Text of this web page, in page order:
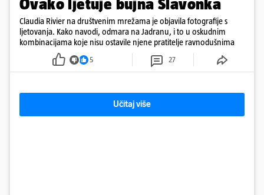
Ovako ljetuje bujna Slavonka
Claudia Rivier na društvenim mrežama je objavila fotografije s
ljetovanja. Kako navodi, odmara na Jadranu, i to u oskudnim
kombinacijama koje nisu ostavile njene pratitelje ravnodušnima
5 27
Učitaj više